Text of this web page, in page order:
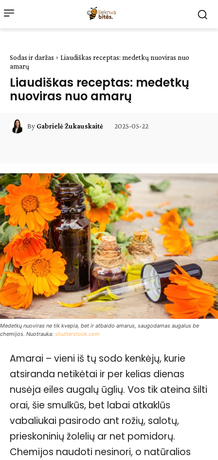
Sodas ir daržas
Liaudiškas receptas: medetkų nuoviras nuo
amarų
Liaudiškas receptas: medetkų
nuoviras nuo amarų
By Gabrielė Žukauskaitė 2025-05-22
Medetkų nuoviras ne tik kvepia, bet ir atbaido amarus, saugodamas augalus be
chemijos. Nuotrauka: shutterstock.com
Amarai – vieni iš tų sodo kenkėjų, kurie
atsiranda netikėtai ir per kelias dienas
nusėja eiles augalų ūglių. Vos tik ateina šilti
orai, šie smulkūs, bet labai atkaklūs
vabaliukai pasirodo ant rožių, salotų,
prieskoninių žolelių ar net pomidorų.
Chemijos naudoti nesinori, o natūralios